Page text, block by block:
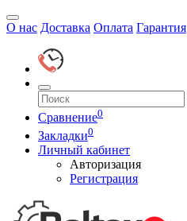
О нас Доставка Оплата Гарантия
Сравнение0
Закладки0
Личный кабинет
Авторизация
Регистрация